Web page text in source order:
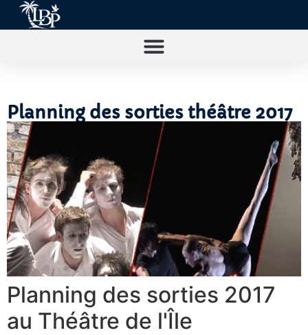
Planning des sorties théâtre 2017
Planning des sorties 2017
au Théâtre de l'Île